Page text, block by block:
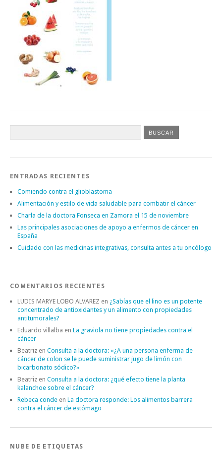
ENTRADAS RECIENTES
Comiendo contra el glioblastoma
Alimentación y estilo de vida saludable para combatir el cáncer
Charla de la doctora Fonseca en Zamora el 15 de noviembre
Las principales asociaciones de apoyo a enfermos de cáncer en
España
Cuidado con las medicinas integrativas, consulta antes a tu oncólogo
COMENTARIOS RECIENTES
LUDIS MARYE LOBO ALVAREZ en ¿Sabías que el lino es un potente
concentrado de antioxidantes y un alimento con propiedades
antitumorales?
Eduardo villalba en La graviola no tiene propiedades contra el
cáncer
Beatriz en Consulta a la doctora: «¿A una persona enferma de
cáncer de colon se le puede suministrar jugo de limón con
bicarbonato sódico?»
Beatriz en Consulta a la doctora: ¿qué efecto tiene la planta
kalanchoe sobre el cáncer?
Rebeca conde en La doctora responde: Los alimentos barrera
contra el cáncer de estómago
NUBE DE ETIQUETAS